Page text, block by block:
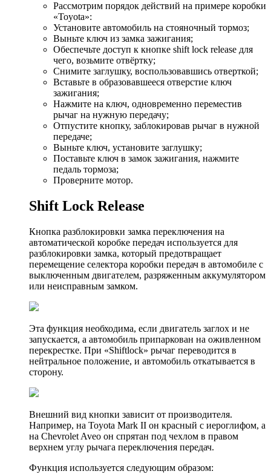
Рассмотрим порядок действий на примере коробки
«Toyota»:
Установите автомобиль на стояночный тормоз;
Выньте ключ из замка зажигания;
Обеспечьте доступ к кнопке shift lock release для
чего, возьмите отвёртку;
Снимите заглушку, воспользовавшись отверткой;
Вставьте в образовавшееся отверстие ключ
зажигания;
Нажмите на ключ, одновременно переместив
рычаг на нужную передачу;
Отпустите кнопку, заблокировав рычаг в нужной
передаче;
Выньте ключ, установите заглушку;
Поставьте ключ в замок зажигания, нажмите
педаль тормоза;
Проверните мотор.
Shift Lock Release
Кнопка разблокировки замка переключения на
автоматической коробке передач используется для
разблокировки замка, который предотвращает
перемещение селектора коробки передач в автомобиле с
выключенным двигателем, разряженным аккумулятором
или неисправным замком.
Эта функция необходима, если двигатель заглох и не
запускается, а автомобиль припаркован на оживленном
перекрестке. При «Shiftlock» рычаг переводится в
нейтральное положение, и автомобиль откатывается в
сторону.
Внешний вид кнопки зависит от производителя.
Например, на Toyota Mark II он красный с иероглифом, а
на Chevrolet Aveo он спрятан под чехлом в правом
верхнем углу рычага переключения передач.
Функция используется следующим образом: